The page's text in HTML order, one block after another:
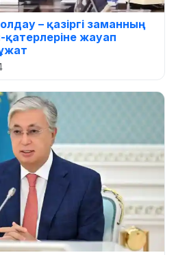
– қазіргі заманның
жауап